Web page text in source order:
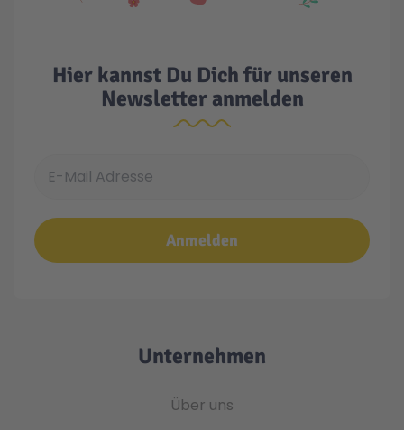
Hier kannst Du Dich für unseren
Newsletter anmelden
Anmelden
Unternehmen
Über uns